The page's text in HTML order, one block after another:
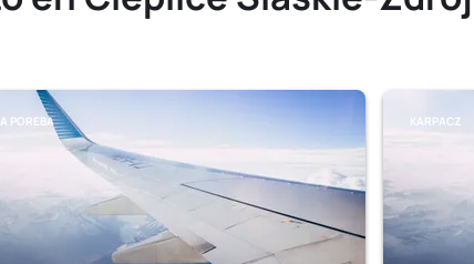
POREBA KARPACZ